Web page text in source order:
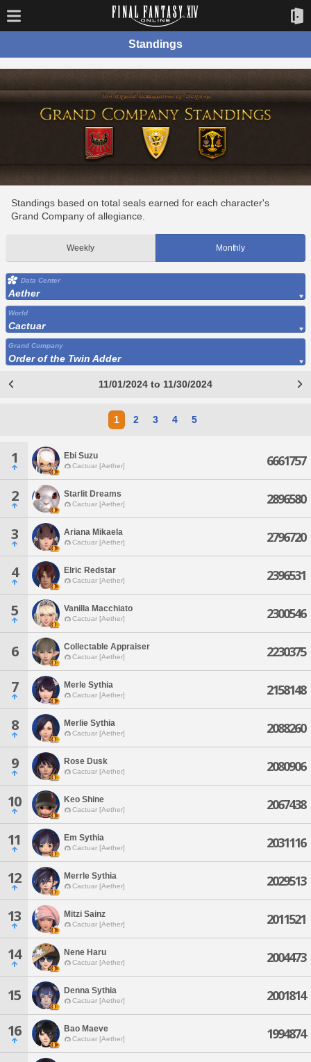
Standings
Standings based on total seals earned for each character's
Grand Company of allegiance.
Weekly Monthly
Data Center
Aether
World
Cactuar
Grand Company
Order of the Twin Adder
11/01/2024 to 11/30/2024
1 2 3 4 5
1 Ebi Suzu
Cactuar [Aether] 6661757
2 Starlit Dreams
Cactuar [Aether] 2896580
3 Ariana Mikaela
Cactuar [Aether] 2796720
4 Elric Redstar
Cactuar [Aether] 2396531
5 Vanilla Macchiato
Cactuar [Aether] 2300546
6 Collectable Appraiser
Cactuar [Aether] 2230375
7 Merle Sythia
Cactuar [Aether] 2158148
8 Merlie Sythia
Cactuar [Aether] 2088260
9 Rose Dusk
Cactuar [Aether] 2080906
10 Keo Shine
Cactuar [Aether] 2067438
11 Em Sythia
Cactuar [Aether] 2031116
12 Merrle Sythia
Cactuar [Aether] 2029513
13 Mitzi Sainz
Cactuar [Aether] 2011521
14 Nene Haru
Cactuar [Aether] 2004473
15 Denna Sythia
Cactuar [Aether] 2001814
16 Bao Maeve
Cactuar [Aether] 1994874